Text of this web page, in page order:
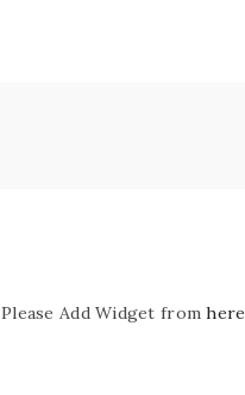
Please Add Widget fromhere